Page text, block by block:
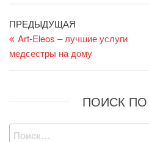
Навигация
по
записям
Предыдущая
запись
ПРЕДЫДУЩАЯ
Art-Eleos – лучшие услуги
медсестры на дому
ПОИСК
Найти: